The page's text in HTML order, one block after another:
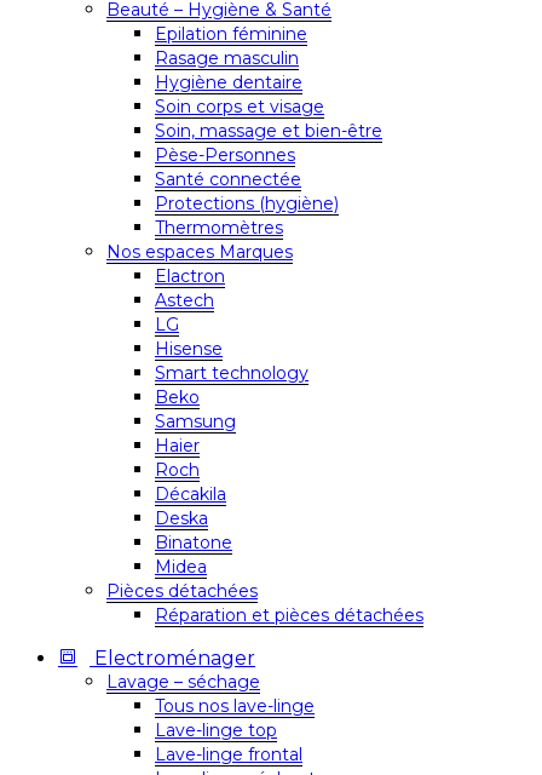
Beauté – Hygiène & Santé
Epilation féminine
Rasage masculin
Hygiène dentaire
Soin corps et visage
Soin, massage et bien-être
Pèse-Personnes
Santé connectée
Protections (hygiène)
Thermomètres
Nos espaces Marques
Elactron
Astech
LG
Hisense
Smart technology
Beko
Samsung
Haier
Roch
Décakila
Deska
Binatone
Midea
Pièces détachées
Réparation et pièces détachées
Electroménager
Lavage – séchage
Tous nos lave-linge
Lave-linge top
Lave-linge frontal